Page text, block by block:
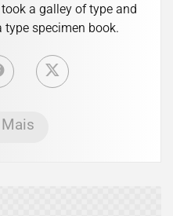
a galley of type and
specimen book.